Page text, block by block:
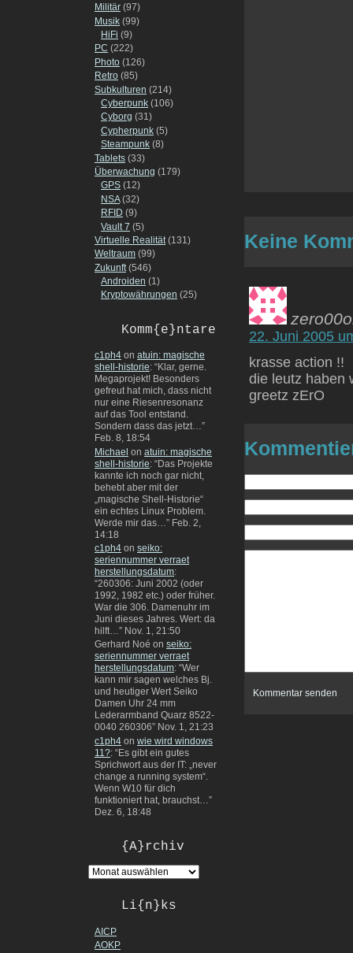
Militär (97)
Musik (99)
HiFi (9)
PC (222)
Photo (126)
Retro (85)
Subkulturen (214)
Cyberpunk (106)
Cyborg (31)
Cypherpunk (5)
Steampunk (8)
Tablets (33)
Überwachung (179)
GPS (12)
NSA(32)
RFID (9)
Vault 7 (5)
Virtuelle Realität(131)
Weltraum (99)
Zukunft (546)
Androiden (1)
Kryptowährungen (25)
Komm{e}ntare
c1ph4 on atuin: magische
shell-historie: “Klar, gerne.
Megaprojekt! Besonders
gefreut hat mich, dass nicht
nur eine Riesenresonanz
auf das Tool entstand.
Sondern dass das jetzt…”
Feb. 8, 18:54
Michael on atuin: magische
shell-historie: “Das Projekte
kannte ich noch gar nicht,
behebt aber mit der
„magische Shell-Historie“
ein echtes Linux Problem.
Werde mir das… ” Feb. 2,
14:18
c1ph4 on seiko:
seriennummer verraet
herstellungsdatum:
“260306: Juni 2002 (oder
1992, 1982 etc.) oder früher.
War die 306. Damenuhr im
Juni dieses Jahres. Wert: da
hilft…” Nov. 1, 21:50
Gerhard Noé on seiko:
seriennummer verraet
herstellungsdatum: “Wer
kann mir sagen welches Bj.
und heutiger Wert Seiko
Damen Uhr 24 mm
Lederarmband Quarz 8522-
0040 260306” Nov. 1, 21:23
c1ph4 on wie wird windows
11?: “Es gibt ein gutes
Sprichwort aus der IT: „never
change a running system“.
Wenn W10 für dich
funktioniert hat, brauchst…”
Dez. 6, 18:48
{A}rchiv
Li{n}ks
AICP
AOKP
Keine
22. Juni 2005
krasse action !!
die leutz haben
greetz zErO